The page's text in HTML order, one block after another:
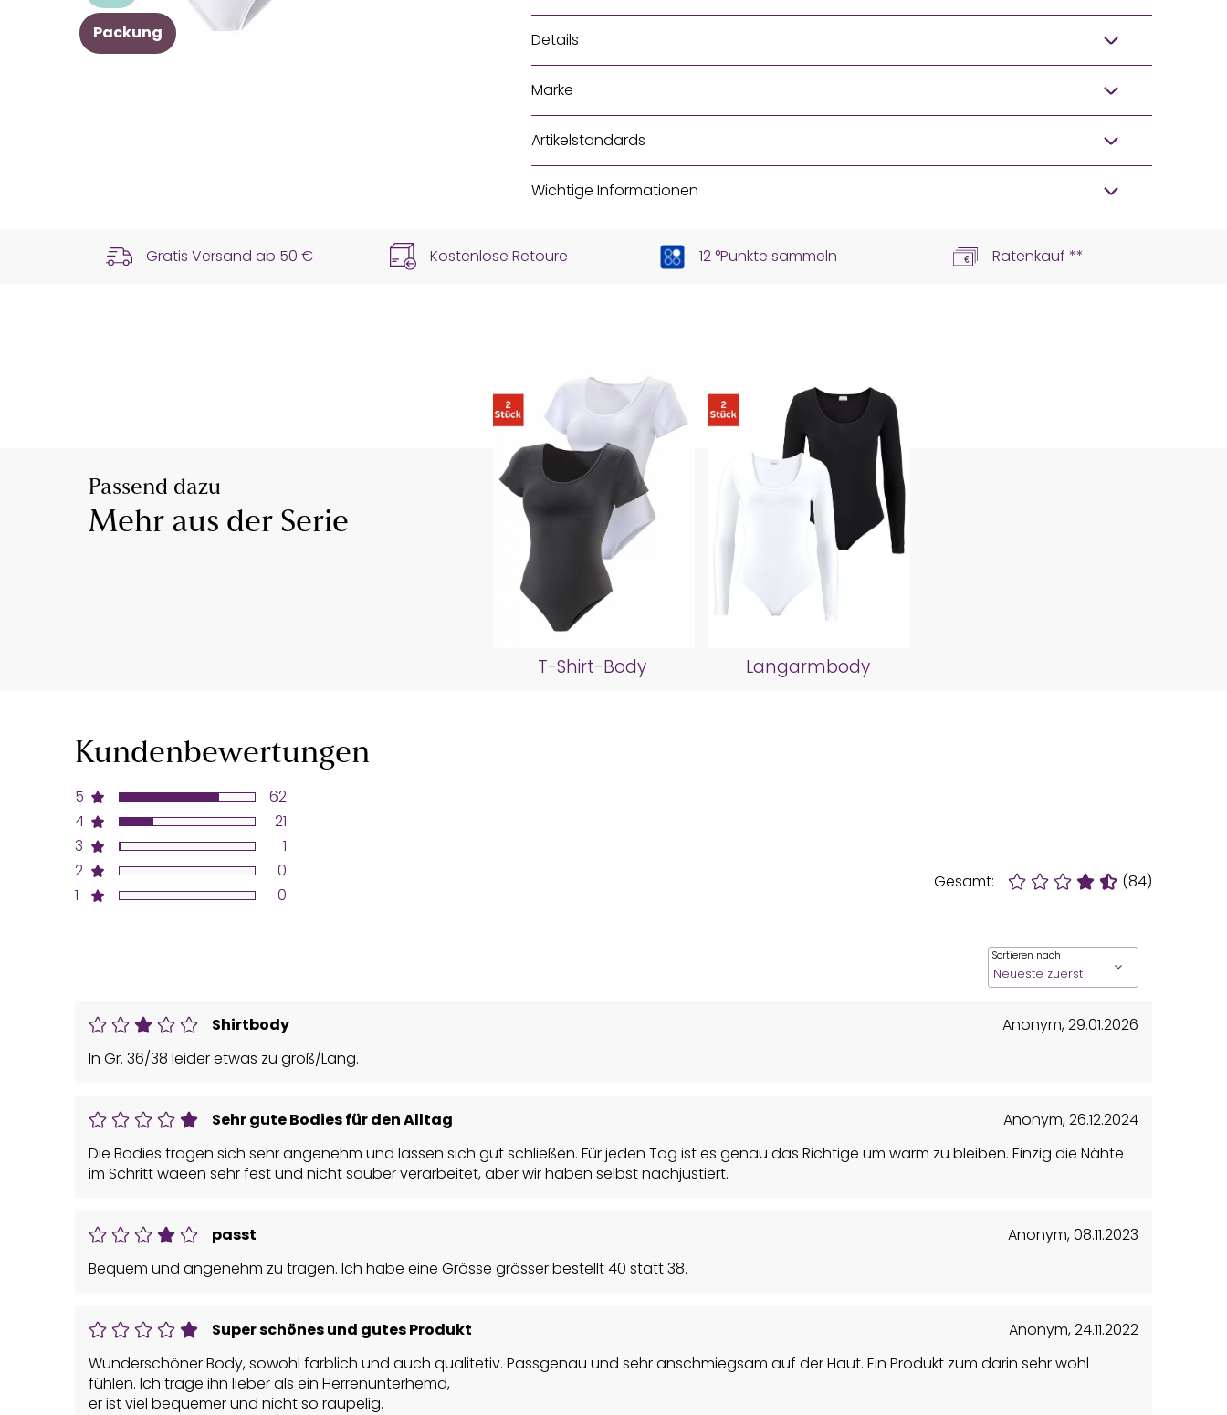
Packung Details
Marke
Artikelstandards
Wichtige Informationen
Gratis Versand ab 50 € Kostenlose Retoure 12 °Punkte sammeln Ratenkauf **
Passend dazu
Mehr aus der Serie
T-Shirt-Body Langarmbody
Kundenbewertungen
5
4
3
2
1
62
21
1
0
0
Gesamt: (84)
Sortieren nach
Shirtbody Anonym,29.01.2026
In Gr. 36/38 leider etwas zu groß/Lang.
Sehr gute Bodies für den Alltag Anonym,26.12.2024
Die Bodies tragen sich sehr angenehm und lassen sich gut schließen. Für jeden Tag ist es genau das Richtige um warm zu bleiben. Einzig die Nähte
im Schritt waeen sehr fest und nicht sauber verarbeitet, aber wir haben selbst nachjustiert.
passt Anonym,08.11.2023
Bequem und angenehm zu tragen. Ich habe eine Grösse grösser bestellt 40 statt 38.
Super schönes und gutes Produkt Anonym,24.11.2022
Wunderschöner Body, sowohl farblich und auch qualitetiv. Passgenau und sehr anschmiegsam auf der Haut. Ein Produkt zum darin sehr wohl
fühlen. Ich trage ihn lieber als ein Herrenunterhemd,
er ist viel bequemer und nicht so raupelig.